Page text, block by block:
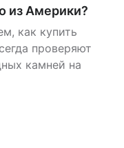
из Америки?
как купить
проверяют
камней на